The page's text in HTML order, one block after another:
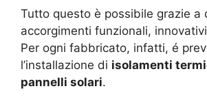
Tutto questo è possibile grazie a
accorgimenti funzionali,
Per ogni fabbricato, infatti, é
l’installazione di isolamenti
pannelli solari.